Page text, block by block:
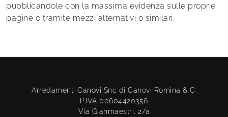
pubblicandole con la massima evidenza sulle proprie
pagine o tramite mezzi alternativi o similari.
Arredamenti Canovi Snc di Canovi Romina & C.
P.IVA 00604420356
Via Gianmaestri, 2/a